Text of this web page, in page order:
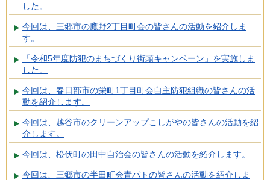
した。
今回は、三郷市の鷹野2丁目町会の皆さんの活動を紹介しま
す。
「令和5年度防犯のまちづくり街頭キャンペーン」を実施しま
した。
今回は、春日部市の栄町1丁目町会自主防犯組織の皆さんの活
動を紹介します。
今回は、越谷市のクリーンアップこしがやの皆さんの活動を紹
介します。
今回は、松伏町の田中自治会の皆さんの活動を紹介します。
今回は、三郷市の半田町会青パトの皆さんの活動を紹介しま